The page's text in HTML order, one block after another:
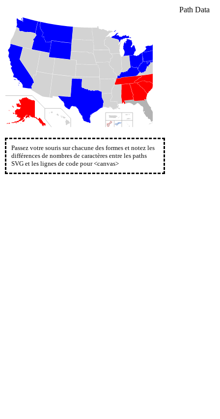
Path Data
Passez votre souris sur chacune des formes et notez les
différences de nombres de caractères entre les paths
SVG et les lignes de code pour <canvas>